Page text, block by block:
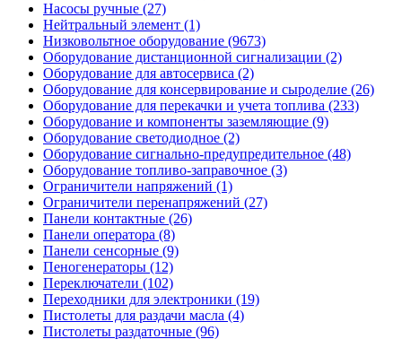
Насосы ручные (27)
Нейтральный элемент (1)
Низковольтное оборудование (9673)
Оборудование дистанционной сигнализации (2)
Оборудование для автосервиса (2)
Оборудование для консервирование и сыроделие (26)
Оборудование для перекачки и учета топлива (233)
Оборудование и компоненты заземляющие (9)
Оборудование светодиодное (2)
Оборудование сигнально-предупредительное (48)
Оборудование топливо-заправочное (3)
Ограничители напряжений (1)
Ограничители перенапряжений (27)
Панели контактные (26)
Панели оператора (8)
Панели сенсорные (9)
Пеногенераторы (12)
Переключатели (102)
Переходники для электроники (19)
Пистолеты для раздачи масла (4)
Пистолеты раздаточные (96)